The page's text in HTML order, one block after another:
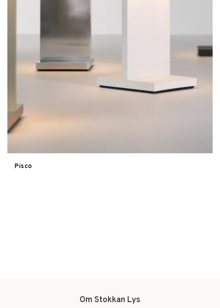
Pisco
Om Stokkan Lys